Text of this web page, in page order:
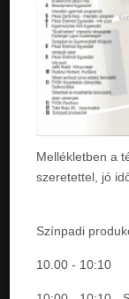
Mellékletben a
szeretettel, jó
Színpadi
10.00 - 10:10